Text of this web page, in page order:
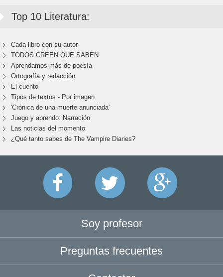
Top 10 Literatura:
Cada libro con su autor
TODOS CREEN QUE SABEN
Aprendamos más de poesía
Ortografía y redacción
El cuento
Tipos de textos - Por imagen
'Crónica de una muerte anunciada'
Juego y aprendo: Narración
Las noticias del momento
¿Qué tanto sabes de The Vampire Diaries?
Soy profesor
Preguntas frecuentes